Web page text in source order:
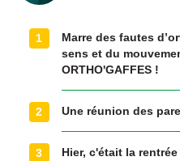
1
Marre des fautes
sens et du
ORTHO'GAFFES !
2 Une réunion des
3 Hier, c'était la rentrée